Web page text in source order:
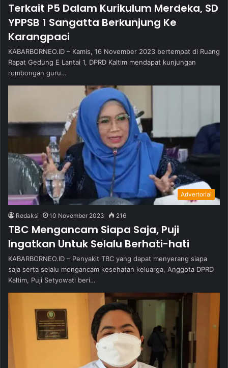
Terkait P5 Dalam Kurikulum Merdeka, SD
YPPSB 1 Sangatta Berkunjung Ke
Karangpaci
KABARBORNEO.ID – Kamis, 16 November 2023 bertempat di Ruang
Rapat Gedung E Lantai 1, DPRD Kaltim mendapat kunjungan
rombongan guru…
Advertorial
Redaksi 10 November 2023 216
TBC Mengancam Siapa Saja, Puji
Ingatkan Untuk Selalu Berhati-hati
KABARBORNEO.ID – Penyakit TBC yang dapat menyerang siapa
saja serta selalu mengancam kesehatan keluarga, Anggota DPRD
Kaltim, Puji Setyowati beri…